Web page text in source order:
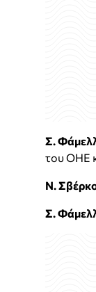
Σ.
του ΟΗΕ
Ν.
Σ.